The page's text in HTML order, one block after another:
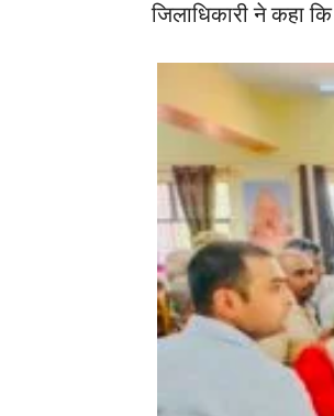
जिलाधिकारी ने कहा